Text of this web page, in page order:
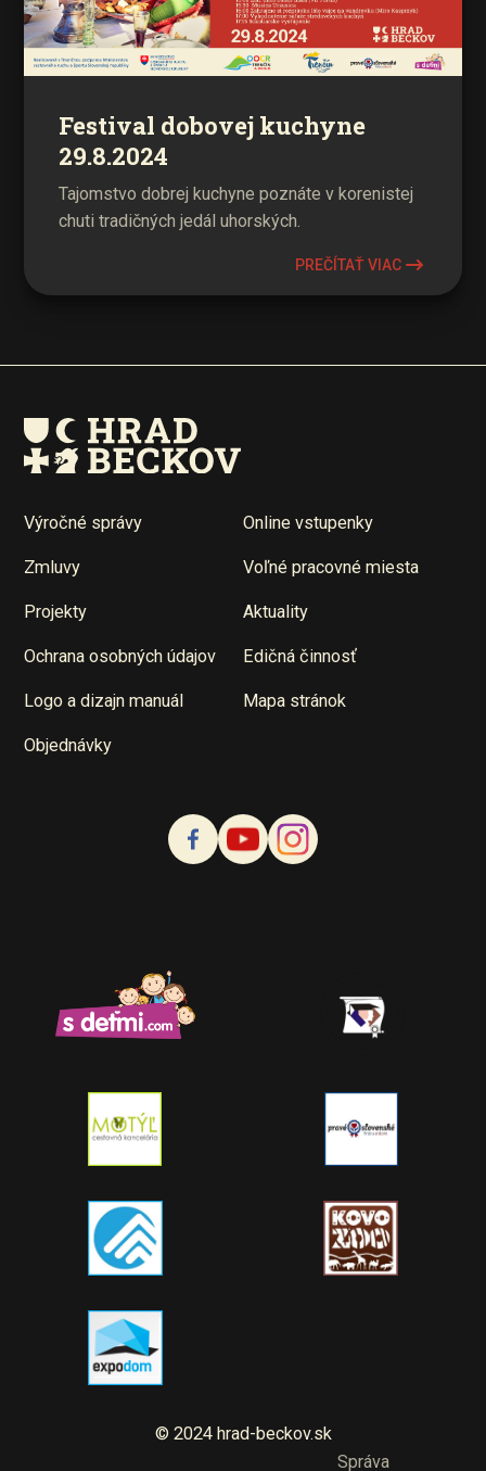
Festival dobovej kuchyne
29.8.2024
Tajomstvo dobrej kuchyne poznáte v korenistej
chuti tradičných jedál uhorských.
PREČÍTAŤ VIAC
Výročné správy Online vstupenky
Zmluvy Voľné pracovné miesta
Projekty Aktuality
Ochrana osobných údajov Edičná činnosť
Logo a dizajn manuál Mapa stránok
Objednávky
© 2024 hrad-beckov.sk
Správa